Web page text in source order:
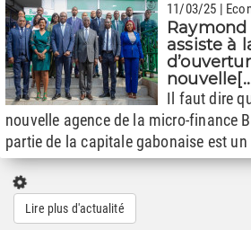
11/03/25 |
assiste à
Il faut dire
nouvelle agence de la micro-finance
partie de la capitale gabonaise est un
Lire plus d'actualité